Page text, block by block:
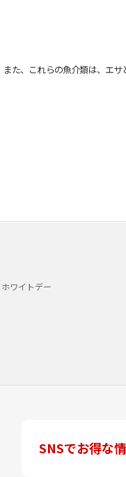
、これらの魚介類は、エサ
ホワイトデー
SNSでお得な